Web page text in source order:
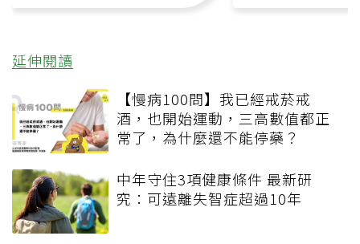
延伸閱讀
【慢病100問】我已經戒菸戒
酒，也開始運動，三高數值都正
常了，為什麼還不能停藥？
中年守住3項健康條件 最新研
究：可遠離失智症超過10年